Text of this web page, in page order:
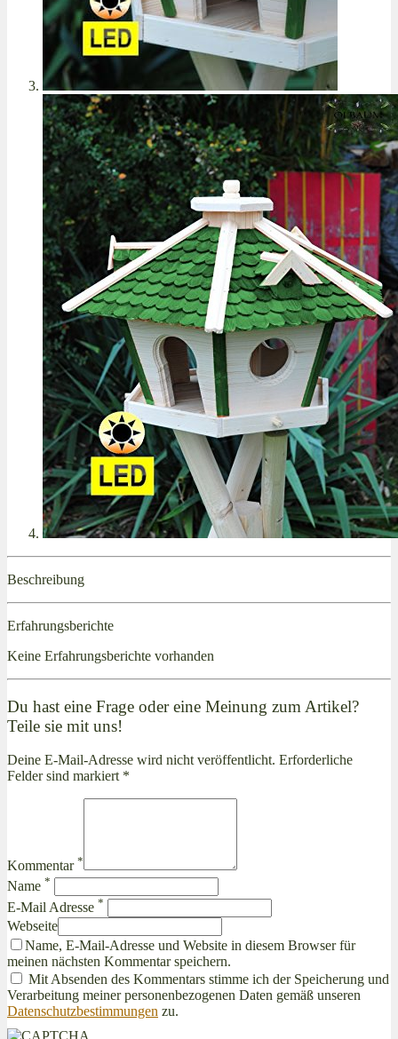
Beschreibung
Erfahrungsberichte
Keine Erfahrungsberichte vorhanden
Du hast eine Frage oder eine Meinung zum Artikel?
Teile sie mit uns!
Deine E-Mail-Adresse wird nicht veröffentlicht. Erforderliche
Felder sind markiert *
Kommentar *
Name *
E-Mail Adresse *
Webseite
Name, E-Mail-Adresse und Website in diesem Browser für
meinen nächsten Kommentar speichern.
Mit Absenden des Kommentars stimme ich der Speicherung und
Verarbeitung meiner personenbezogenen Daten gemäß unseren
Datenschutzbestimmungen zu.